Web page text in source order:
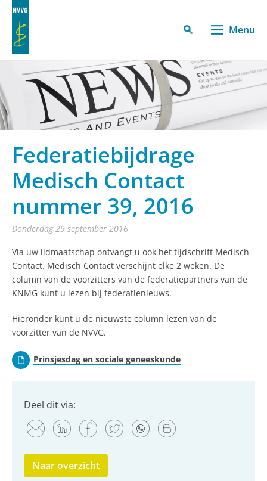
Menu
Federatiebijdrage
Medisch Contact
nummer 39, 2016
donderdag 29 september 2016
Via uw lidmaatschap ontvangt u ook het tijdschrift Medisch
Contact. Medisch Contact verschijnt elke 2 weken. De
column van de voorzitters van de federatiepartners van de
KNMG kunt u lezen bij federatienieuws.
Hieronder kunt u de nieuwste column lezen van de
voorzitter van de NVVG.
Prinsjesdag en sociale geneeskunde
Deel dit via:
Naar overzicht